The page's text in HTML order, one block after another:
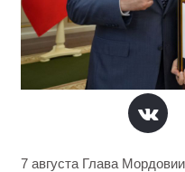
7 августа Глава